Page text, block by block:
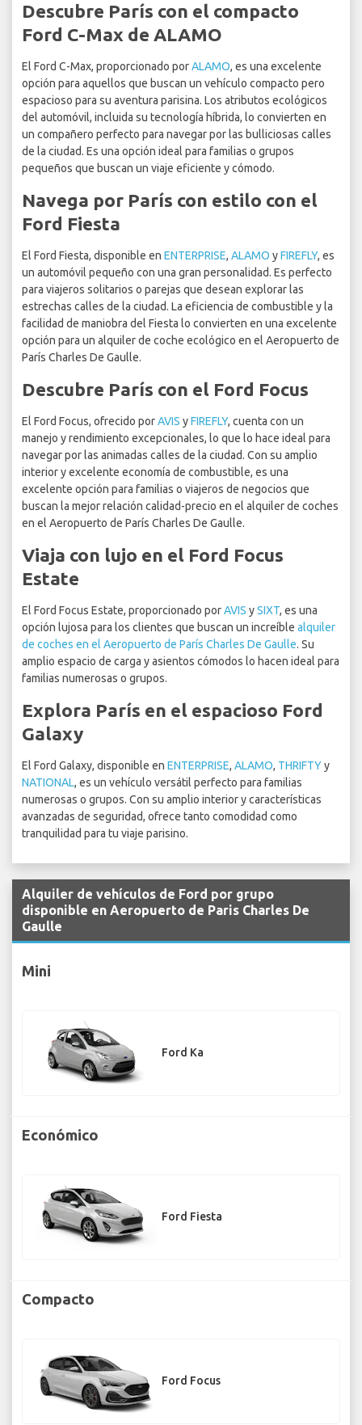
Descubre París con el compacto
Ford C-Max de ALAMO
El Ford C-Max, proporcionado porALAMO, es una excelente
opción para aquellos que buscan un vehículo compacto pero
espacioso para su aventura parisina. Los atributos ecológicos
del automóvil, incluida su tecnología híbrida, lo convierten en
un compañero perfecto para navegar por las bulliciosas calles
de la ciudad. Es una opción ideal para familias o grupos
pequeños que buscan un viaje eficiente y cómodo.
Navega por París con estilo con el
Ford Fiesta
El Ford Fiesta, disponible en ENTERPRISE, ALAMO yFIREFLY, es
un automóvil pequeño con una gran personalidad. Es perfecto
para viajeros solitarios o parejas que desean explorar las
estrechas calles de la ciudad. La eficiencia de combustible y la
facilidad de maniobra del Fiesta lo convierten en una excelente
opción para un alquiler de coche ecológico en el Aeropuerto de
París Charles De Gaulle.
Descubre París con el Ford Focus
El Ford Focus, ofrecido porAVIS yFIREFLY, cuenta con un
manejo y rendimiento excepcionales, lo que lo hace ideal para
navegar por las animadas calles de la ciudad. Con su amplio
interior y excelente economía de combustible, es una
excelente opción para familias o viajeros de negocios que
buscan la mejor relación calidad-precio en el alquiler de coches
en el Aeropuerto de París Charles De Gaulle.
Viaja con lujo en el Ford Focus
Estate
El Ford Focus Estate, proporcionado porAVIS ySIXT, es una
opción lujosa para los clientes que buscan un increíble alquiler
de coches en el Aeropuerto de París Charles De Gaulle. Su
amplio espacio de carga y asientos cómodos lo hacen ideal para
familias numerosas o grupos.
Explora París en el espacioso Ford
Galaxy
El Ford Galaxy, disponible en ENTERPRISE, ALAMO, THRIFTYy
NATIONAL, es un vehículo versátil perfecto para familias
numerosas o grupos. Con su amplio interior y características
avanzadas de seguridad, ofrece tanto comodidad como
tranquilidad para tu viaje parisino.
Alquiler de vehículos de Ford por grupo
disponible en Aeropuerto de Paris Charles De
Gaulle
Mini
Ford Ka
Económico
Ford Fiesta
Compacto
Ford Focus